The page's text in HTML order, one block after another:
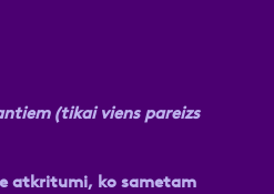
(tikai viens pareizs
atkritumi, ko sametam